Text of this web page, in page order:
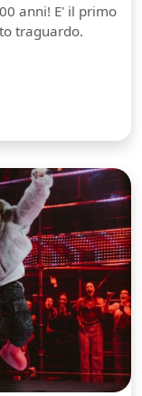
anni! E' il primo
traguardo.